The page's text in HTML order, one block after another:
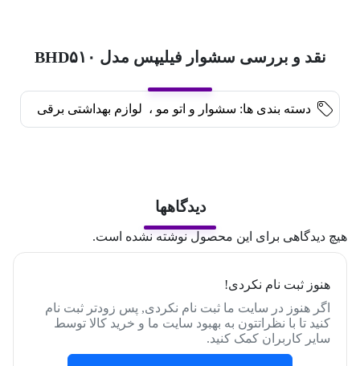
نقد و بررسی سشوار فیلیپس مدل BHD۵۱۰
دسته بندی ها: سشوار و اتو مو ، لوازم بهداشتی برقی
دیدگاهها
هیچ دیدگاهی برای این محصول نوشته نشده است.
هنوز ثبت نام نکردی!
اگر هنوز در سایت ما ثبت نام نکردی, پس زودتر ثبت نام
کنید تا با نظراتتون به بهبود سایت ما و خرید کالا توسط
سایر کاربران کمک کنید.